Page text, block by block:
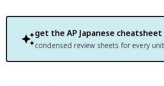
get the AP Japanese cheatsheet
condensed review sheets for every unit